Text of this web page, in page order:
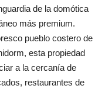
de la domótica
más premium.
pueblo costero de
esta propiedad
a la cercanía de
restaurantes de